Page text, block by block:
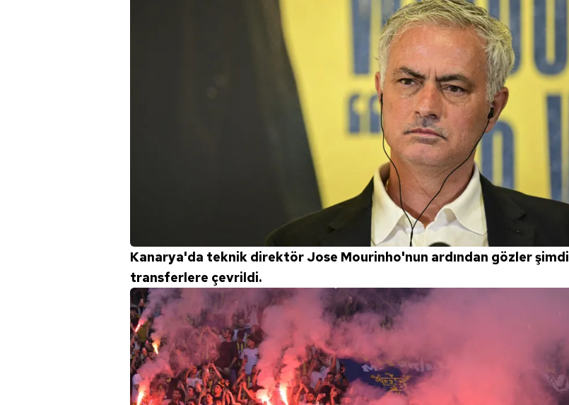
Kanarya'da teknik direktör Jose Mourinho'nun ardından gözler şimdi
transferlere çevrildi.